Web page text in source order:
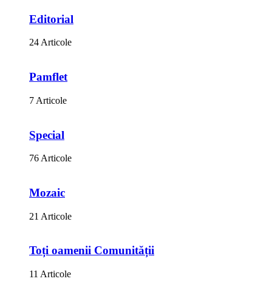
Editorial
24 Articole
Pamflet
7 Articole
Special
76 Articole
Mozaic
21 Articole
Toți oamenii Comunității
11 Articole